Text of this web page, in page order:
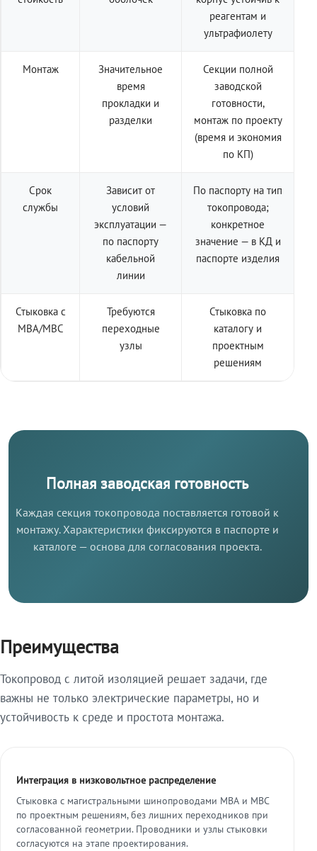
реагентам и
ультрафиолету
Монтаж
Значительное
время
прокладки и
разделки
Секции полной
заводской
готовности,
монтаж по проекту
(время и экономия
по КП)
Срок
службы
Зависит от
условий
эксплуатации —
по паспорту
кабельной
линии
По паспорту на тип
токопровода;
конкретное
значение — в КД и
паспорте изделия
Стыковка с
МВА/МВС
Требуются
переходные
узлы
Стыковка по
каталогу и
проектным
решениям
Полная заводская готовность
Каждая секция токопровода поставляется готовой к
монтажу. Характеристики фиксируются в паспорте и
каталоге — основа для согласования проекта.
Преимущества
Токопровод с литой изоляцией решает задачи, где
важны не только электрические параметры, но и
устойчивость к среде и простота монтажа.
Интеграция в низковольтное распределение
Стыковка с магистральными шинопроводами МВА и МВС
по проектным решениям, без лишних переходников при
согласованной геометрии. Проводники и узлы стыковки
согласуются на этапе проектирования.